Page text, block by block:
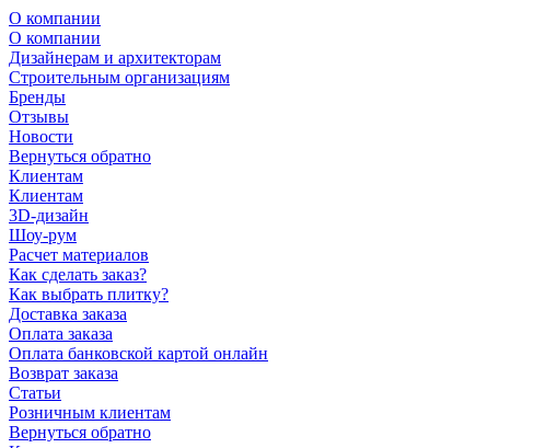
О компании
О компании
Дизайнерам и архитекторам
Строительным организациям
Бренды
Отзывы
Новости
Вернуться обратно
Клиентам
Клиентам
3D-дизайн
Шоу-рум
Расчет материалов
Как сделать заказ?
Как выбрать плитку?
Доставка заказа
Оплата заказа
Оплата банковской картой онлайн
Возврат заказа
Статьи
Розничным клиентам
Вернуться обратно